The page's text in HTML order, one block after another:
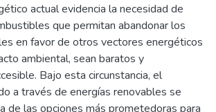
actual evidencia la necesidad de
que permitan abandonar los
en favor de otros vectores energéticos
ambiental, sean baratos y
Bajo esta circunstancia, el
a través de energías renovables se
de las opciones más prometedoras para